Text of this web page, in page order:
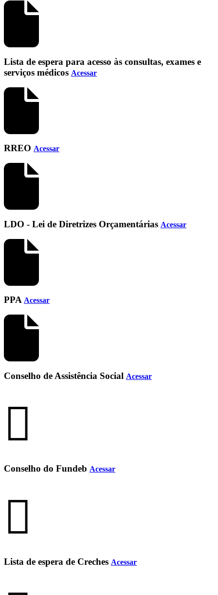
Lista de espera para acesso às consultas, exames e
serviços médicos Acessar
RREO Acessar
LDO - Lei de Diretrizes Orçamentárias Acessar
PPA Acessar
Conselho de Assistência Social Acessar
Conselho do Fundeb Acessar
Lista de espera de Creches Acessar